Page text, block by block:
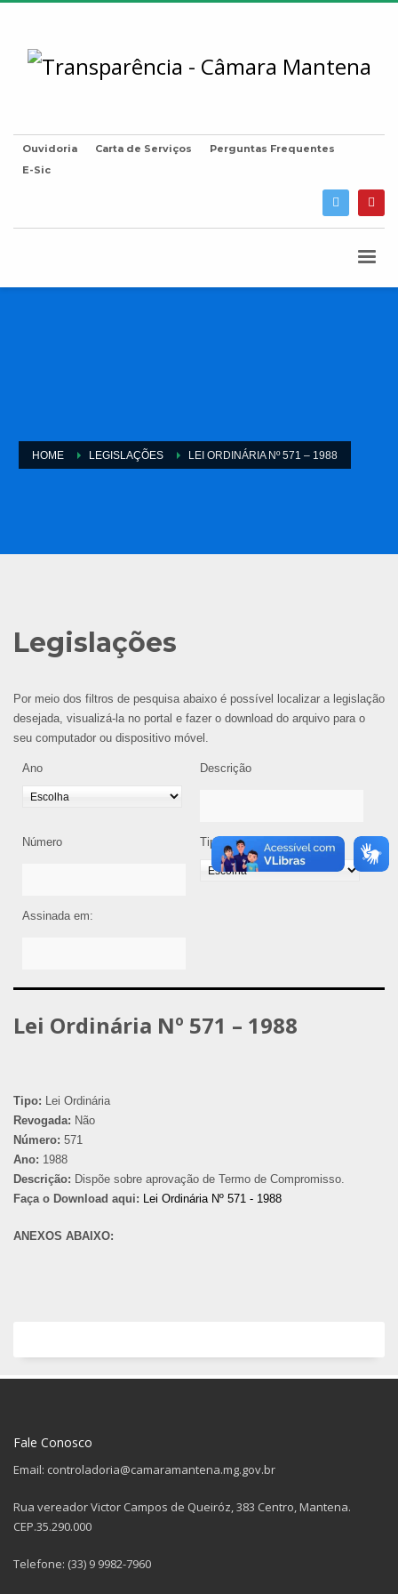
Ouvidoria Carta de Serviços
Perguntas Frequentes
E-Sic
HOME LEGISLAÇÕES LEI ORDINÁRIA Nº 571 – 1988
Legislações
Por meio dos filtros de pesquisa abaixo é possível localizar a legislação
desejada, visualizá-la no portal e fazer o download do arquivo para o
seu computador ou dispositivo móvel.
Ano Descrição
Número Tipo de Legislação
Assinada em:
Lei Ordinária Nº 571 – 1988
Tipo: Lei Ordinária
Revogada: Não
Número: 571
Ano: 1988
Descrição: Dispõe sobre aprovação de Termo de Compromisso.
Faça o Download aqui: Lei Ordinária Nº 571 - 1988
ANEXOS ABAIXO:
Fale Conosco
Email: controladoria@camaramantena.mg.gov.br
Rua vereador Victor Campos de Queiróz, 383 Centro, Mantena.
CEP.35.290.000
Telefone: (33) 9 9982-7960